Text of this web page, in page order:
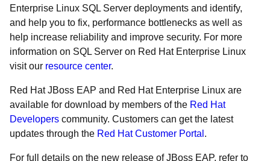
Enterprise Linux SQL Server deployments and identify,
and help you to fix, performance bottlenecks as well as
help increase reliability and improve security. For more
information on SQL Server on Red Hat Enterprise Linux
visit our resource center.
Red Hat JBoss EAP and Red Hat Enterprise Linux are
available for download by members of the Red Hat
Developers community. Customers can get the latest
updates through the Red Hat Customer Portal .
For full details on the new release of JBoss EAP, refer to